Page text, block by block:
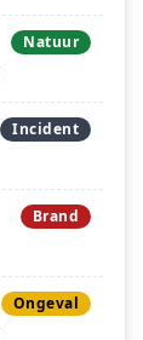
Natuur
Incident
Brand
Ongeval